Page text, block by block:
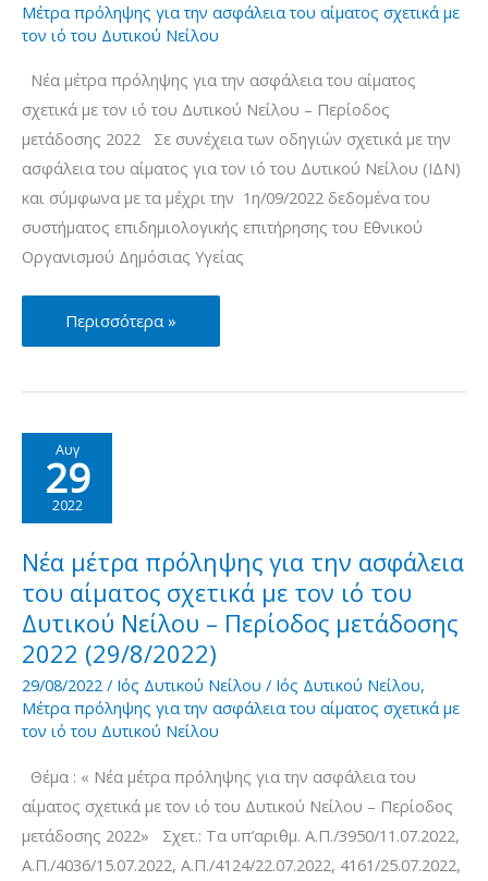
Δυτικού
Νείλου
Περίοδος
μετάδοσης
2022
Μέτρα πρόληψης για την ασφάλεια του αίματος σχετικά με
τον ιό του Δυτικού Νείλου
Νέα μέτρα πρόληψης για την ασφάλεια του αίματος
σχετικά με τον ιό του Δυτικού Νείλου – Περίοδος
μετάδοσης 2022 Σε συνέχεια των οδηγιών σχετικά με την
ασφάλεια του αίματος για τον ιό του Δυτικού Νείλου (ΙΔΝ)
και σύμφωνα με τα μέχρι την 1η/09/2022 δεδομένα του
συστήματος επιδημιολογικής επιτήρησης του Εθνικού
Οργανισμού Δημόσιας Υγείας
Νέα
μέτρα
την
ασφάλεια
του
αίματος
σχετικά
με
τον
ιό
του
Δυτικού
Νείλου
Περίοδος
μετάδοσης
2022
Περισσότερα »
Αυγ
29
2022
Νέα μέτρα πρόληψης για την ασφάλεια
του αίματος σχετικά με τον ιό του
Δυτικού Νείλου – Περίοδος μετάδοσης
2022 (29/8/2022)
29/08/2022 / Ιός Δυτικού Νείλου / Ιός Δυτικού Νείλου,
Μέτρα πρόληψης για την ασφάλεια του αίματος σχετικά με
τον ιό του Δυτικού Νείλου
Θέμα : « Νέα μέτρα πρόληψης για την ασφάλεια του
αίματος σχετικά με τον ιό του Δυτικού Νείλου – Περίοδος
μετάδοσης 2022» Σχετ.: Τα υπ’αριθμ. Α.Π./3950/11.07.2022,
Α.Π./4036/15.07.2022, Α.Π./4124/22.07.2022, 4161/25.07.2022,